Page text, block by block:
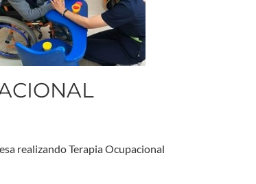
realizando Terapia Ocupacional